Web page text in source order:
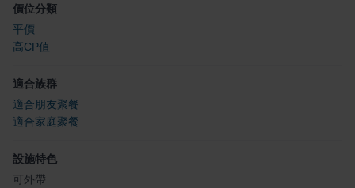
價位分類
平價
高CP值
適合族群
適合朋友聚餐
適合家庭聚餐
設施特色
可外帶